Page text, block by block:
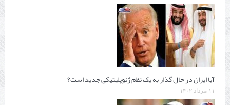
آیا ایران در حال گذار به یک نظم ژئوپلیتیکی جدید است؟
۱۱ مرداد ۱۴۰۲